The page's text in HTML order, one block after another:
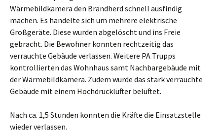
Wärmebildkamera den Brandherd schnell ausfindig
machen. Es handelte sich um mehrere elektrische
Großgeräte. Diese wurden abgelöscht und ins Freie
gebracht. Die Bewohner konnten rechtzeitig das
verrauchte Gebäude verlassen. Weitere PA Trupps
kontrollierten das Wohnhaus samt Nachbargebäude mit
der Wärmebildkamera. Zudem wurde das stark verrauchte
Gebäude mit einem Hochdrucklüfter belüftet.
Nach ca. 1,5 Stunden konnten die Kräfte die Einsatzstelle
wieder verlassen.